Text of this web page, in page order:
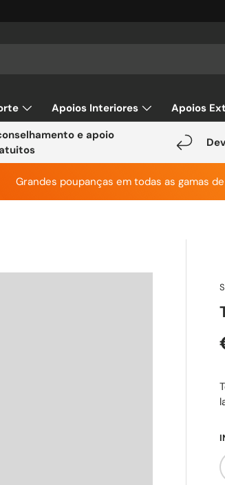
Apoios Interiores Apoios
e apoio
Grandes poupanças em todas as gamas